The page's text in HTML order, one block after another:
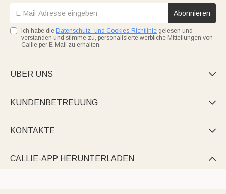
Abonnieren
Ich habe die Datenschutz- und Cookies-Richtlinie gelesen und
verstanden und stimme zu, personalisierte werbliche Mitteilungen von
Callie per E-Mail zu erhalten.
ÜBER UNS 
KUNDENBETREUUNG 
KONTAKTE 
CALLIE-APP HERUNTERLADEN 